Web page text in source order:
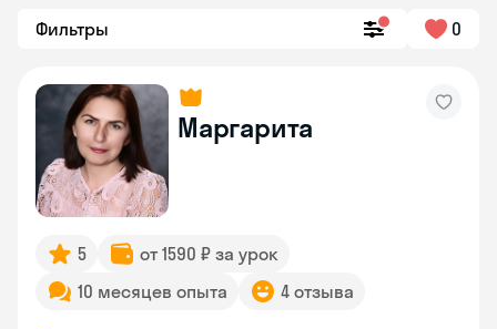
Фильтры 0
Маргарита
5
от 1590 ₽ за урок
10 месяцев опыта
4 отзыва
Skyeng Chat
online